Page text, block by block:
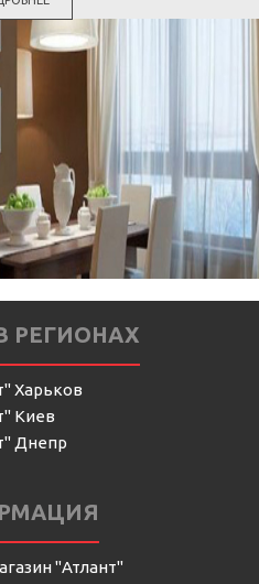
РЕГИОНАХ
Харьков
Киев
Днепр
"Атлант"